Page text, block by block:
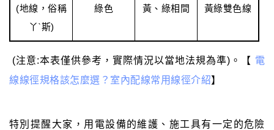
(地線，俗稱
丫ˋ斯)
綠色 黃、綠相間 黃綠雙色線
(注意:本表僅供參考，實際情況以當地法規為準)。【 電
線線徑規格該怎麼選？室內配線常用線徑介紹】
特別提醒大家，用電設備的維護、施工具有一定的危險